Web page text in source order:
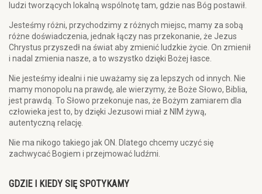
ludzi tworzących lokalną wspólnotę tam, gdzie nas Bóg postawił.
Jesteśmy różni, przychodzimy z różnych miejsc, mamy za sobą
różne doświadczenia, jednak łączy nas przekonanie, że Jezus
Chrystus przyszedł na świat aby zmienić ludzkie życie. On zmienił
i nadal zmienia nasze, a to wszystko dzięki Bożej łasce.
Nie jesteśmy idealni i nie uważamy się za lepszych od innych. Nie
mamy monopolu na prawdę, ale wierzymy, że Boże Słowo, Biblia,
jest prawdą. To Słowo przekonuje nas, że Bożym zamiarem dla
człowieka jest to, by dzięki Jezusowi miał z NIM żywą,
autentyczną relację.
Nie ma nikogo takiego jak ON. Dlatego chcemy uczyć się
zachwycać Bogiem i przejmować ludźmi.
GDZIE I KIEDY SIĘ SPOTYKAMY